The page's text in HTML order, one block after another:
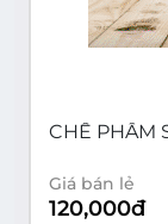
CHẾ PHẨM
Giá bán lẻ
120,000đ